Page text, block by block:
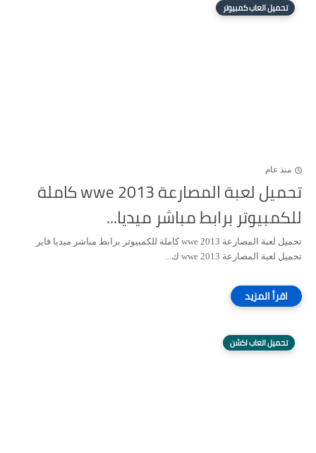
تحميل العاب كمبيوتر
منذ عام
تحميل لعبة المصارعة wwe 2013 كاملة
للكمبيوتر برابط مباشر ميديا...
تحميل لعبة المصارعة wwe 2013 كاملة للكمبيوتر برابط مباشر ميديا فاير
تحميل لعبة المصارعة wwe 2013 ك...
تحميل العاب اكشن